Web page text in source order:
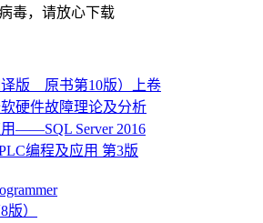
毒，请放心下载
版 原书第10版）上卷
硬件故障理论及分析
――SQL Server 2016
编程及应用 第3版
）